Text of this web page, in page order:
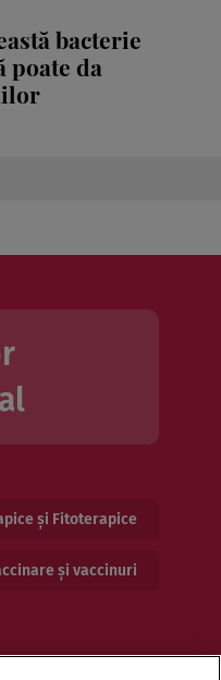
bacterie
poate da
și Fitoterapice
și vaccinuri